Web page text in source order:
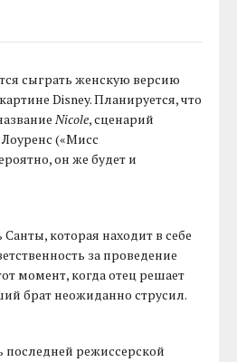
сыграть женскую версию
Disney. Планируется, что
Nicole, сценарий
(«Мисс
он же будет и
которая находит в себе
за проведение
момент, когда отец решает
брат неожиданно струсил.
режиссерской